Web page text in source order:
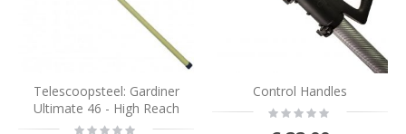
Telescoopsteel: Gardiner
Ultimate 46 - High Reach
Rating:
Control Handles
Rating:
0%